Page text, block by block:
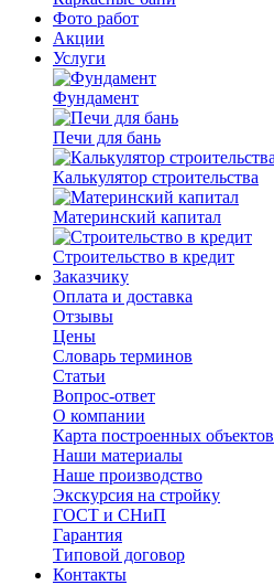
Фото работ
Акции
Услуги
Фундамент
Печи для бань
Калькулятор строительства
Материнский капитал
Строительство в кредит
Заказчику
Оплата и доставка
Отзывы
Цены
Словарь терминов
Статьи
Вопрос-ответ
О компании
Карта построенных объектов
Наши материалы
Наше производство
Экскурсия на стройку
ГОСТ и СНиП
Гарантия
Типовой договор
Контакты